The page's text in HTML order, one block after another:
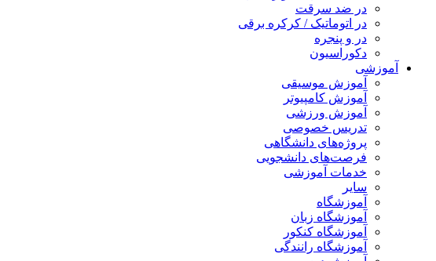
در ضد سرقت
در اتوماتیک / کرکره برقی
در و پنجره
دکوراسیون
آموزشی
آموزش موسیقی
آموزش کامپیوتر
آموزش ورزشی
تدریس خصوصی
پروژه‌های دانشگاهی
فرصت‌های دانشجویی
خدمات آموزشی
سایر
آموزشگاه
آموزشگاه زبان
آموزشگاه کنکور
آموزشگاه رانندگی